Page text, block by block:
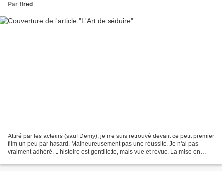
Par ffred
Attiré par les acteurs (sauf Demy), je me suis retrouvé devant ce petit premier
film un peu par hasard. Malheureusement pas une réussite. Je n'ai pas
vraiment adhéré. L histoire est gentillette, mais vue et revue. La mise en